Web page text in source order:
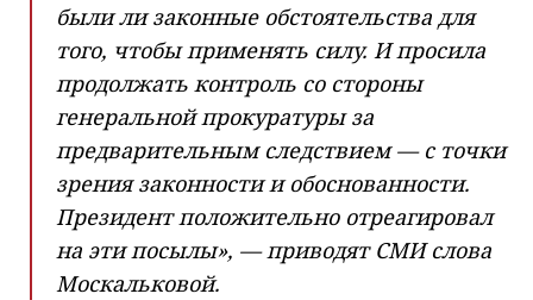
были ли законные обстоятельства для
того, чтобы применять силу. И просила
продолжать контроль со стороны
генеральной прокуратуры за
предварительным следствием — с точки
зрения законности и обоснованности.
Президент положительно отреагировал
на эти посылы», — приводят СМИ слова
Москальковой.